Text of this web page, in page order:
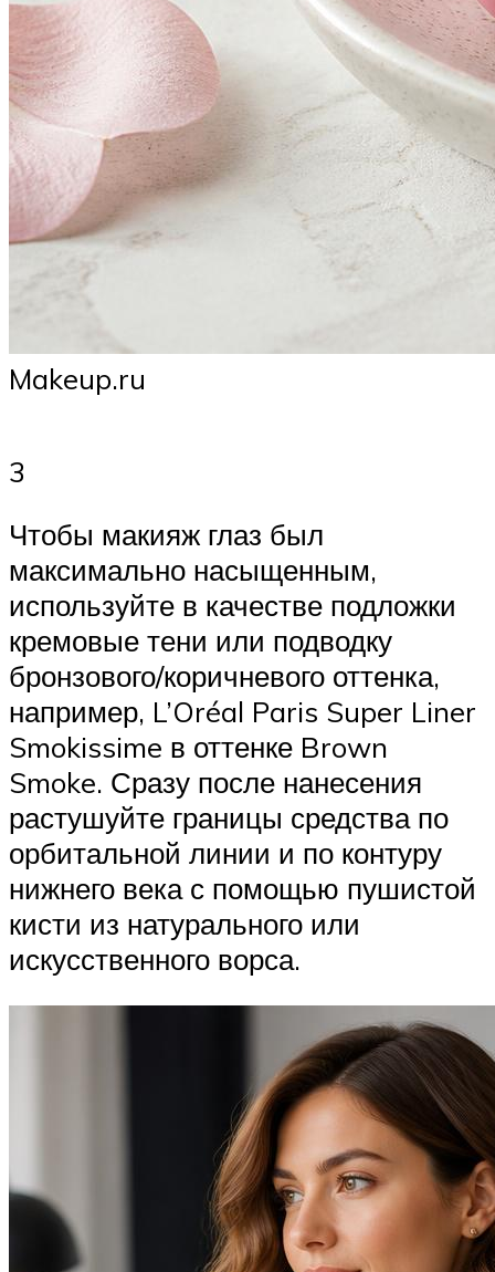
Makeup.ru
3
Чтобы макияж глаз был
максимально насыщенным,
используйте в качестве подложки
кремовые тени или подводку
бронзового/коричневого оттенка,
например, L’Oréal Paris Super Liner
Smokissime в оттенке Brown
Smoke. Сразу после нанесения
растушуйте границы средства по
орбитальной линии и по контуру
нижнего века с помощью пушистой
кисти из натурального или
искусственного ворса.